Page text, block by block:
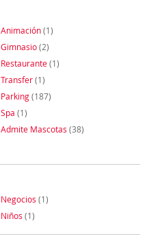
Animación(1)
Gimnasio(2)
Restaurante(1)
Transfer(1)
Parking(187)
Spa (1)
Admite Mascotas (38)
Negocios (1)
Niños (1)